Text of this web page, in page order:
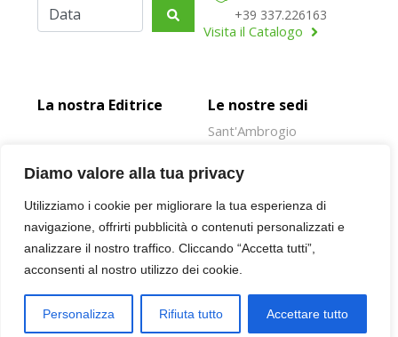
Diamo valore alla tua privacy
Utilizziamo i cookie per migliorare la tua esperienza di
navigazione, offrirti pubblicità o contenuti personalizzati e
analizzare il nostro traffico. Cliccando “Accetta tutti”,
acconsenti al nostro utilizzo dei cookie.
Personalizza Rifiuta tutto Accettare tutto
Home Catalogo Cerca
+39 337.226163
Visita il Catalogo
La nostra Editrice Le nostre sedi
Sant'Ambrogio
Giaveno
© 2026 SUSALIBRI.IT | P.IVA 00943930016 | PRIVACY POLICY| NOTE